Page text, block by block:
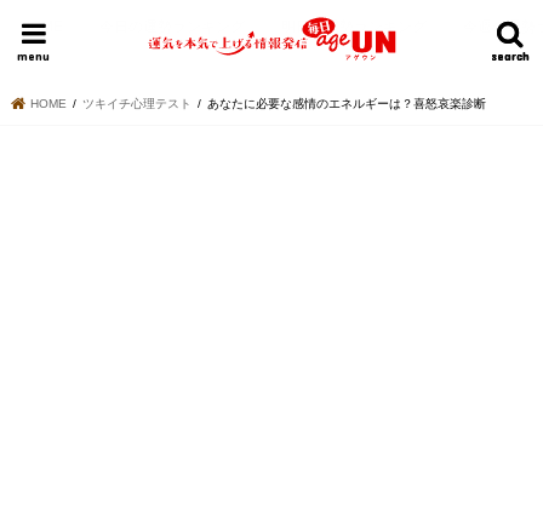
search
search
menu
HOME 明日の運勢ランキング 今週の運勢
HOME ツキイチ心理テスト あなたに必要な感情のエネルギーは？喜怒哀楽診断